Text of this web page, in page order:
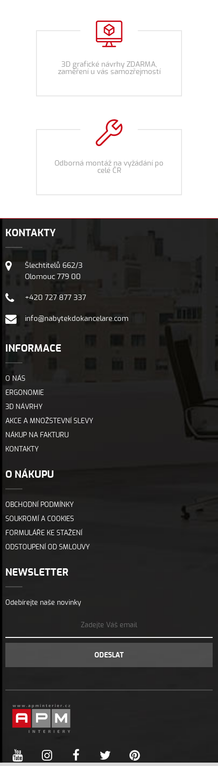
3D grafické návrhy ZDARMA,
zaměření u vás samozřejmostí
Odborná montáž na vyžádání po
celé ČR
KONTAKTY
Šlechtitelů 662/3
Olomouc 779 00
+420 727 877 337
info@nabytekdokancelare.com
INFORMACE
O NÁS
ERGONOMIE
3D NÁVRHY
AKCE A MNOŽSTEVNÍ SLEVY
NÁKUP NA FAKTURU
KONTAKTY
O NÁKUPU
OBCHODNÍ PODMÍNKY
SOUKROMÍ A COOKIES
FORMULÁŘE KE STAŽENÍ
ODSTOUPENÍ OD SMLOUVY
NEWSLETTER
Odebírejte naše novinky
ODESLAT